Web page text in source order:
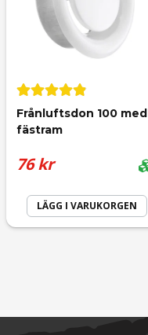
Frånluftsdon 100 med
fästram
76 kr
LÄGG I VARUKORGEN